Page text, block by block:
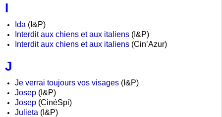
I
Ida (I&P)
Interdit aux chiens et aux italiens (I&P)
Interdit aux chiens et aux italiens (Cin’Azur)
J
Je verrai toujours vos visages (I&P)
Josep (I&P)
Josep (CinéSpi)
Julieta (I&P)